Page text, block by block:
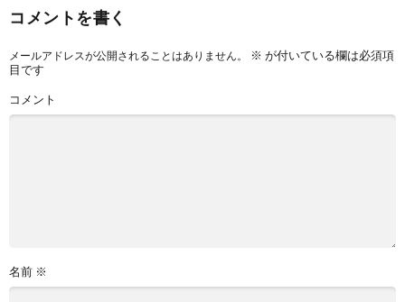
コメントを書く
メールアドレスが公開されることはありません。 ※ が付いている欄は必須項
目です
コメント
名前 ※